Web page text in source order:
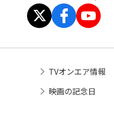
TVオンエア情報
映画の記念日